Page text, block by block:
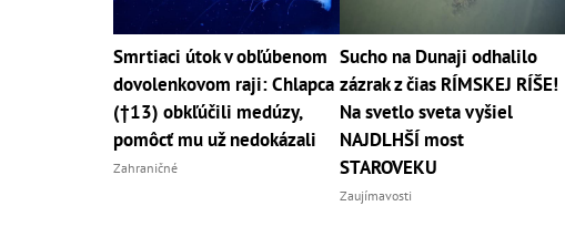
Smrtiaci útok v obľúbenom
dovolenkovom raji: Chlapca
(†13) obkľúčili medúzy,
pomôcť mu už nedokázali
Zahraničné
Sucho na Dunaji odhalilo
zázrak z čias RÍMSKEJ RÍŠE!
Na svetlo sveta vyšiel
NAJDLHŠÍ most
STAROVEKU
Zaujímavosti